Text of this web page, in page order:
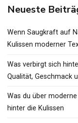
Neueste
Wenn Saugkraft auf
Kulissen moderner
Was verbirgt sich
Qualität, Geschmack
Was du über
hinter die Kulissen